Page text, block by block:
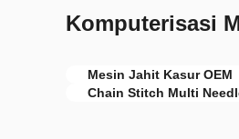
Komputerisasi
Mesin Jahit Kasur OEM
Chain Stitch Multi